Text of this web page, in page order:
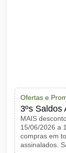
Ofertas e
3ºs Saldos
MAIS
15/06/2026 a
compras em
assinalados.